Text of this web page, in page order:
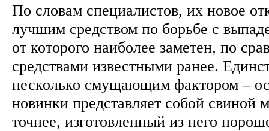
По словам специалистов, их новое
лучшим средством по борьбе с
от которого наиболее заметен, по
средствами известными ранее.
несколько смущающим фактором –
новинки представляет собой свиной
точнее, изготовленный из него